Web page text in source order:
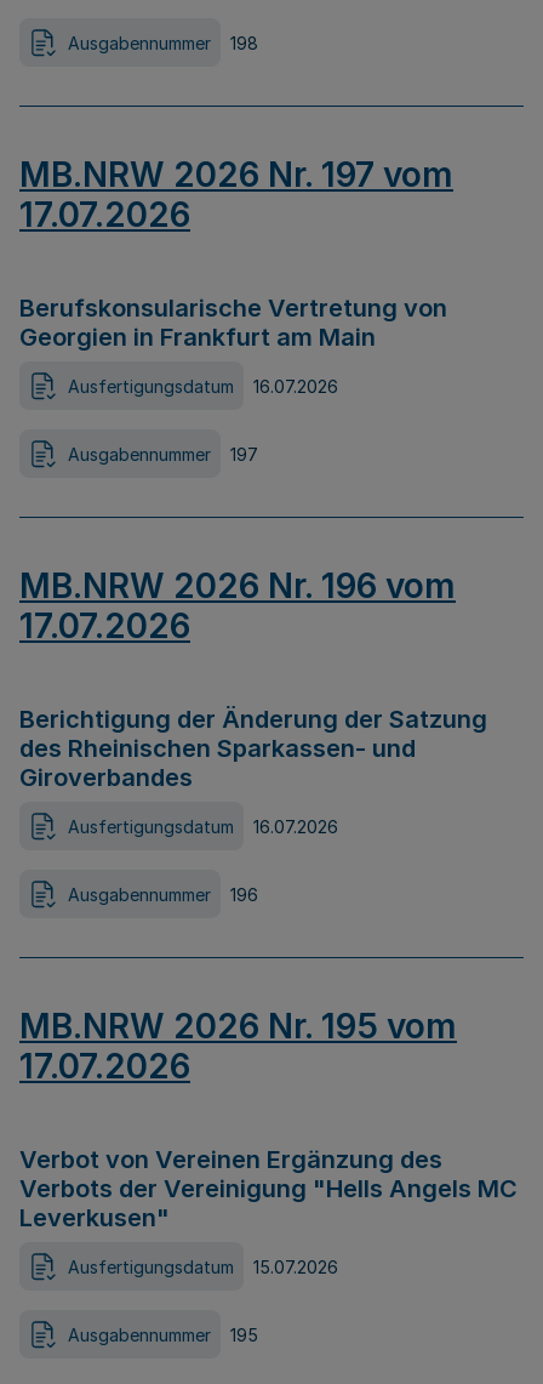
Ausgabennummer 198
MB.NRW 2026 Nr. 197 vom
17.07.2026
Berufskonsularische Vertretung von
Georgien in Frankfurt am Main
Ausfertigungsdatum 16.07.2026
Ausgabennummer 197
MB.NRW 2026 Nr. 196 vom
17.07.2026
Berichtigung der Änderung der Satzung
des Rheinischen Sparkassen- und
Giroverbandes
Ausfertigungsdatum 16.07.2026
Ausgabennummer 196
MB.NRW 2026 Nr. 195 vom
17.07.2026
Verbot von Vereinen Ergänzung des
Verbots der Vereinigung "Hells Angels MC
Leverkusen"
Ausfertigungsdatum 15.07.2026
Ausgabennummer 195